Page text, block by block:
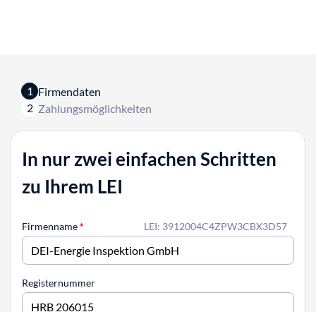
1 Firmendaten
2 Zahlungsmöglichkeiten
In nur zwei einfachen Schritten
zu Ihrem LEI
LEI: 3912004C4ZPW3CBX3D57
Firmenname*
Registernummer